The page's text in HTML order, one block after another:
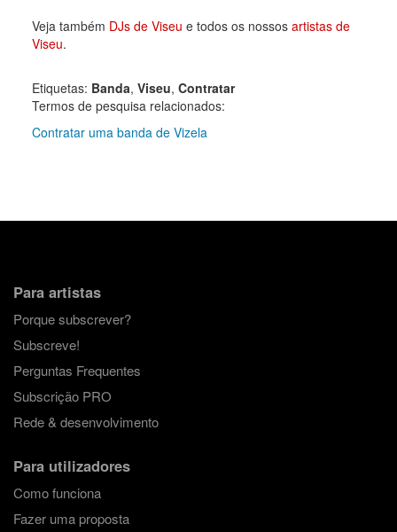
Veja também DJs de Viseu e todos os nossos artistas de
Viseu.
Etiquetas: Banda, Viseu, Contratar
Termos de pesquisa relacionados:
Contratar uma banda de Vizela
Para artistas
Porque subscrever?
Subscreve!
Perguntas Frequentes
Subscrição PRO
Rede & desenvolvimento
Para utilizadores
Como funciona
Fazer uma proposta